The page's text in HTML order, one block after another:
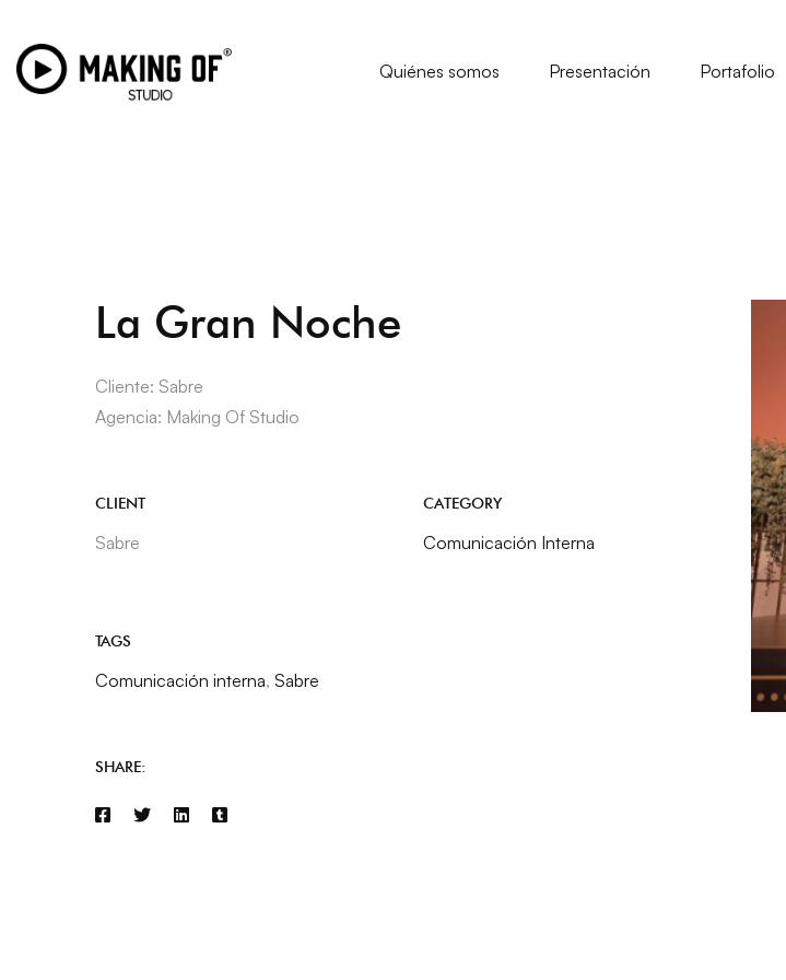
Quiénes somos Presentación Portafolio
La Gran Noche
Cliente: Sabre
Agencia: Making Of Studio
CLIENT
Sabre
CATEGORY
Comunicación Interna
TAGS
Comunicación interna, Sabre
SHARE: